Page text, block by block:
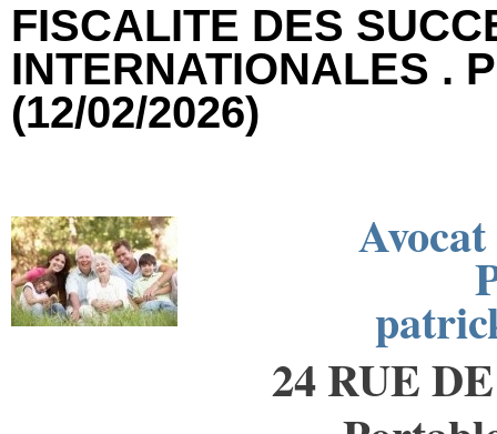
FISCALITE DES
INTERNATIONALES .
(12/02/2026)
24 RUE